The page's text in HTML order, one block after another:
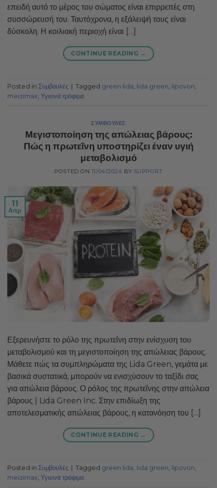
επειδή αυτό το μέρος του σώματος είναι επιρρεπές στη
συσσώρευσή του. Ταυτόχρονα, η εξάλειψή τους είναι
δύσκολη. Η κοιλιακή περιοχή είναι […]
CONTINUE READING →
Posted in Συμβουλές Tagged green lida, lida green, lipovon,
meizimax, Υγιεινά τρόφιμα
ΣΥΜΒΟΥΛΈΣ
Μεγιστοποίηση της απώλειας βάρους:
Πώς η πρωτεΐνη υποστηρίζει έναν υγιή
μεταβολισμό
POSTED ON 11/04/2024 BY SUPPORT
11
Απρ
Εξερευνήστε το ρόλο της πρωτεΐνη στην ενίσχυση του
μεταβολισμού και τη μεγιστοποίηση της απώλειας βάρους.
Μάθετε πώς τα συμπληρώματα της Lida Green, γεμάτα με
βασικά συστατικά, μπορούν να ενισχύσουν το ταξίδι σας
για απώλεια βάρους. Ο ρόλος της πρωτεΐνης στην απώλεια
βάρους | Lida Green Inc. Στην επιδίωξη της
αποτελεσματικής απώλειας βάρους, η κατανόηση του […]
CONTINUE READING →
Posted in Συμβουλές Tagged green lida, lida green, lipovon,
meizimax, Υγιεινά τρόφιμα